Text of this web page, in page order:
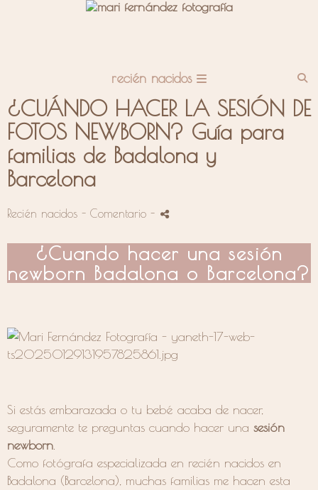
recién nacidos
¿CUÁNDO HACER LA SESIÓN DE
FOTOS NEWBORN? Guía para
familias de Badalona y
Barcelona
Recién nacidos - Comentario -
¿Cuando hacer una sesión
newborn Badalona o Barcelona?
Si estás embarazada o tu bebé acaba de nacer,
seguramente te preguntas cuando hacer una sesión
newborn
Como fotógrafa especializada en recién nacidos en
Badalona (Barcelona), muchas familias me hacen esta